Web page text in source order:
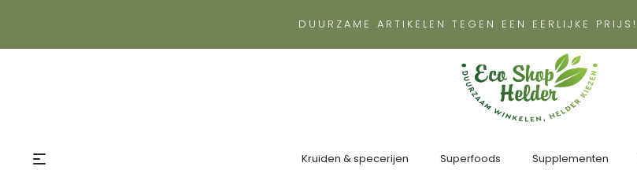
DUURZAME ARTIKELEN TEGEN EEN EERLIJKE PRIJS!
Kruiden & specerijen Superfoods Supplementen